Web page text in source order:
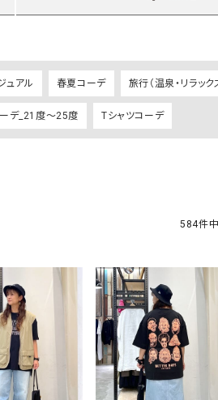
丈 その他スカート
他雑貨
ワンピース・チュニック
サロペット・オーバーオール
ジャケット・アウター
08mab(ゼロハチマ
1%（イチ パーセント
1 metre carre（アン
Antiquite's（アンティ
Audition（オーディシ
blue willow（ブルー
ュアル 春夏コーデ 旅行（温泉・リラック
デ_21度～25度 Tシャツコーデ
584件中